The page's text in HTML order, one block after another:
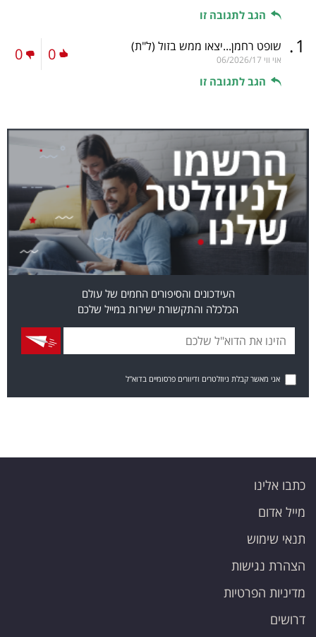
הגב לתגובה זו
1
. שופט רחמן...יצאו ממש בזול (ל"ת)
אוי ווי 06/2026/17
הגב לתגובה זו
0
0
העידכונים והסיפורים החמים של עולם
הכלכלה והתקשורת ישירות במייל שלכם
אני מאשר קבלת ניוזלטרים ודיוורים פרסומיים בדוא"ל
כתבו אלינו
מייל אדום
תנאי שימוש
הצהרת נגישות
מדיניות הפרטיות
דרושים